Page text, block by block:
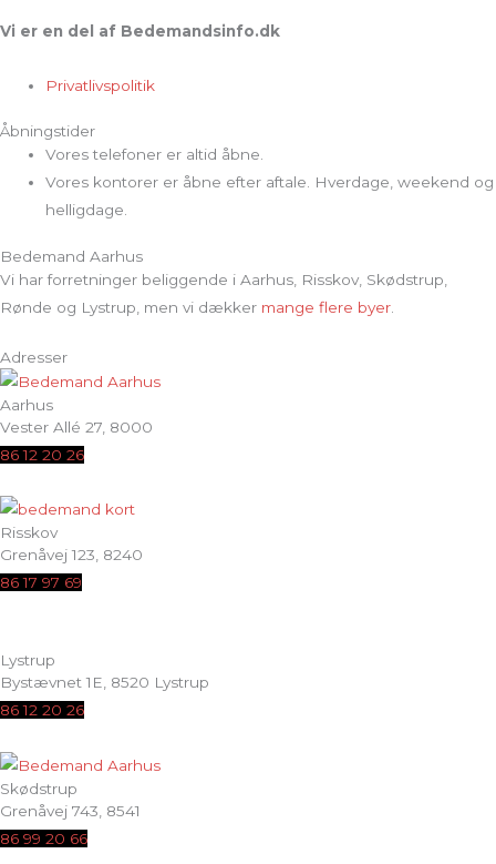
Vi er en del af Bedemandsinfo.dk
Privatlivspolitik
Åbningstider
Vores telefoner er altid åbne.
Vores kontorer er åbne efter aftale. Hverdage, weekend og
helligdage.
Bedemand Aarhus
Vi har forretninger beliggende i Aarhus, Risskov, Skødstrup,
Rønde og Lystrup, men vi dækker mange flere byer
Adresser
Aarhus
Vester Allé 27, 8000
86 12 20 26
Risskov
Grenåvej 123, 8240
86 17 97 69
Lystrup
Bystævnet 1E, 8520 Lystrup
86 12 20 26
Skødstrup
Grenåvej 743, 8541
86 99 20 66